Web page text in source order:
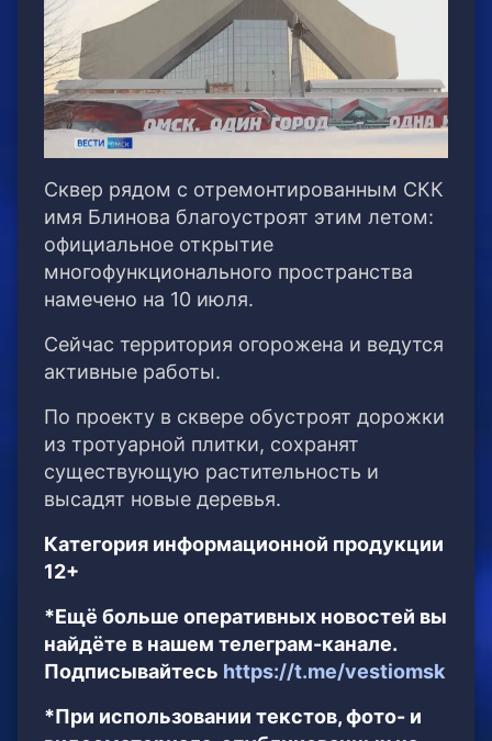
Сквер рядом с отремонтированным СКК
имя Блинова благоустроят этим летом:
официальное открытие
многофункционального пространства
намечено на 10 июля.
Сейчас территория огорожена и ведутся
активные работы.
По проекту в сквере обустроят дорожки
из тротуарной плитки, сохранят
существующую растительность и
высадят новые деревья.
Категория информационной продукции
12+
*Ещё больше оперативных новостей вы
найдёте в нашем телеграм-канале.
Подписывайтесь https://t.me/vestiomsk
*При использовании текстов, фото- и